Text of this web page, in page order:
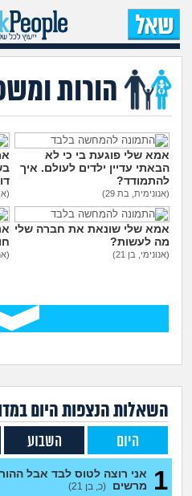
הורות
אמא שלי פוגעת בי כי לא
הבאתי עדיין ילדים לעולם. איך
להתמודד?
(אנונימית, בת 29)
אמא שלי שונאת את חברה שלי
מה לעשות?
(אנונימי, בן 21)
השאלות הנצפות היום
היום השבוע
1
אני רוצה לטוס לבד אבל
מרשים (כ, בן 21)